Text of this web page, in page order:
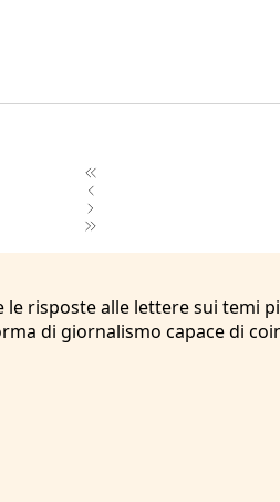
risposte alle lettere sui temi
di giornalismo capace di